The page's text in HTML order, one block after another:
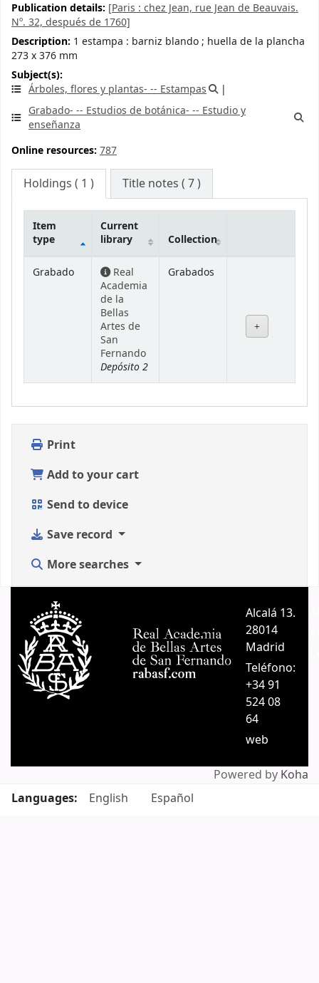
Publication details: [Paris : chez Jean, rue Jean de Beauvais.
Nº. 32, después de 1760]
Description: 1 estampa : barniz blando ; huella de la plancha
273 x 376 mm
Subject(s):
Árboles, flores y plantas- -- Estampas
Grabado- -- Estudios de botánica- -- Estudio y
enseñanza
Online resources: 787
Holdings ( 1 ) Title notes ( 7 )
Holdings
Item
type
Current
library
Collection
Grabado
Real
Academia
de la
Bellas
Artes de
San
Fernando
Depósito 2
Grabados
Print
Add to your cart
Send to device
Save record
More searches
Alcalá 13.
28014
Madrid
Teléfono:
+34 91
524 08
64
web
Powered by Koha
Languages:
English Español